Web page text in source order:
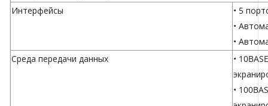
Интерфейсы
• 5
•
•
Среда передачи данных
•
•